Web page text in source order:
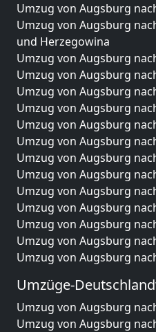
Umzug von Augsburg
Umzug von Augsburg
und Herzegowina
Umzug von Augsburg
Umzug von Augsburg
Umzug von Augsburg
Umzug von Augsburg
Umzug von Augsburg
Umzug von Augsburg
Umzug von Augsburg
Umzug von Augsburg
Umzug von Augsburg
Umzug von Augsburg
Umzug von Augsburg
Umzug von Augsburg
Umzug von Augsburg
Umzüge-
Umzug von Augsburg
Umzug von Augsburg